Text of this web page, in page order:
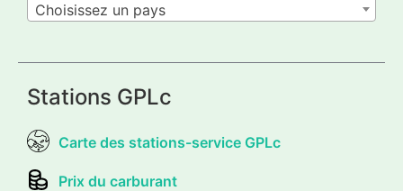
Choisissez un pays
Stations GPLc
Carte des stations-service GPLc
Prix du carburant